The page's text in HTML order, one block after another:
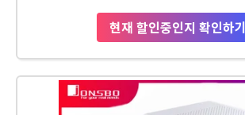
현재 할인중인지 확인하기